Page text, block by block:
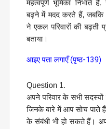
महत्वपूर्ण भूमिका निभाते हैं,
बढ़ने में मदद करते हैं, जबकि
ने एकल परिवारों की बढ़ती
बताया।
आइए पता लगाएँ (पृष्ठ-139)
Question 1.
अपने परिवार के सभी सदस्यों
जिनके बारे में आप सोच पाते
के संबंधी भी हो सकते हैं।